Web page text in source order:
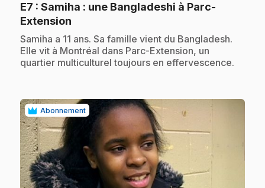
E7 : Samiha : une Bangladeshi à Parc-
Extension
.Samiha a 11 ans. Sa famille vient du Bangladesh.
Elle vit à Montréal dans Parc-Extension, un
quartier multiculturel toujours en effervescence.
Abonnement